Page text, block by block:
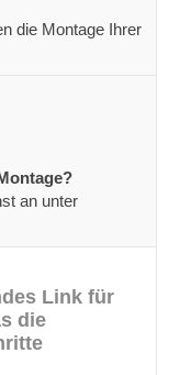
die Montage Ihrer
an unter
Link für
die